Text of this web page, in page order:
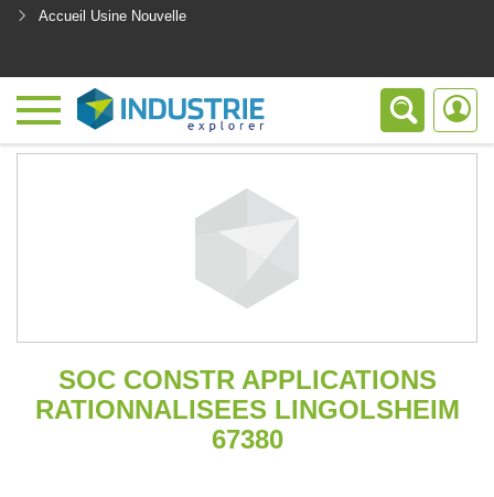
Accueil Usine Nouvelle
SOC CONSTR APPLICATIONS
RATIONNALISEES LINGOLSHEIM
67380